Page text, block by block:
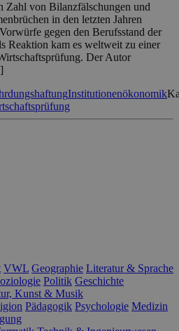
Zahl von Bilanzfälschungen und
in den letzten Jahren
gegen den Berufsstand der
Reaktion kam es weltweit zu einer
Der Autor
Institutionenökonomik
VWL Geographie Literatur & Sprache
Politik Geschichte
Kunst & Musik
Pädagogik Psychologie Medizin